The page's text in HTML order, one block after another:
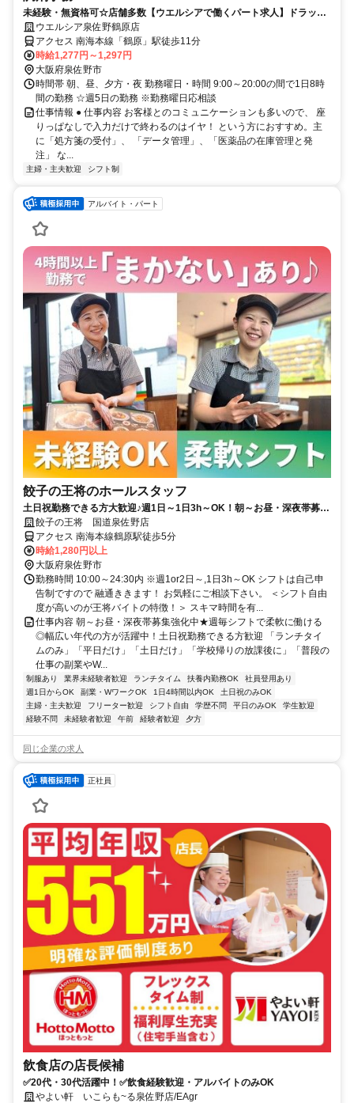
未経験・無資格可☆店舗多数【ウエルシアで働くパート求人】ドラッグ
ストアの調剤事務
ウエルシア泉佐野鶴原店
アクセス 南海本線「鶴原」駅徒歩11分
時給1,277円～1,297円
大阪府泉佐野市
時間帯 朝、昼、夕方・夜 勤務曜日・時間 9:00～20:00の間で1日8時
間の勤務 ☆週5日の勤務 ※勤務曜日応相談
仕事情報 ● 仕事内容 お客様とのコミュニケーションも多いので、 座
りっぱなしで入力だけで終わるのはイヤ！ という方におすすめ。主
に「処方箋の受付」、 「データ管理」、「医薬品の在庫管理と発
注」 な...
主婦・主夫歓迎 シフト制
アルバイト・パート
餃子の王将のホールスタッフ
土日祝勤務できる方大歓迎♪週1日～1日3h～OK！朝～お昼・深夜帯募集
強化中★嬉しいまかない有◎未経験も安心の教育制度◎
餃子の王将 国道泉佐野店
アクセス 南海本線鶴原駅徒歩5分
時給1,280円以上
大阪府泉佐野市
勤務時間 10:00～24:30内 ※週1or2日～,1日3h～OK シフトは自己申
告制ですので 融通ききます！ お気軽にご相談下さい。 ＜シフト自由
度が高いのが王将バイトの特徴！＞ スキマ時間を有...
仕事内容 朝～お昼・深夜帯募集強化中★週毎シフトで柔軟に働ける
◎幅広い年代の方が活躍中！土日祝勤務できる方歓迎 「ランチタイ
ムのみ」「平日だけ」「土日だけ」「学校帰りの放課後に」「普段の
仕事の副業やW...
制服あり 業界未経験者歓迎 ランチタイム 扶養内勤務OK
社員登用あり
週1日からOK
副業・WワークOK 1日4時間以内OK
土日祝のみOK
主婦・主夫歓迎
フリーター歓迎 シフト自由 学歴不問 平日のみOK
学生歓迎
経験不問
未経験者歓迎 午前 経験者歓迎 夕方
同じ企業の求人
正社員
飲食店の店長候補
✅20代・30代活躍中！✅飲食経験歓迎・アルバイトのみOK
やよい軒 いこらも~る泉佐野店/EAgr